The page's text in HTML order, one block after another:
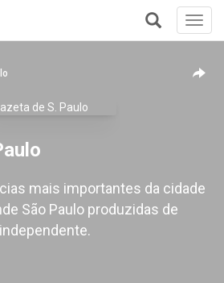
+
mais importantes da cidade
São Paulo produzidas de